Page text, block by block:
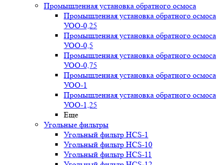
Промышленная установка обратного осмоса
Промышленная установка обратного осмоса
УОО-0,25
Промышленная установка обратного осмоса
УОО-0,5
Промышленная установка обратного осмоса
УОО-0,75
Промышленная установка обратного осмоса
УОО-1
Промышленная установка обратного осмоса
УОО-1,25
Еще
Угольные фильтры
Угольный фильтр HСS-1
Угольный фильтр HСS-10
Угольный фильтр HСS-11